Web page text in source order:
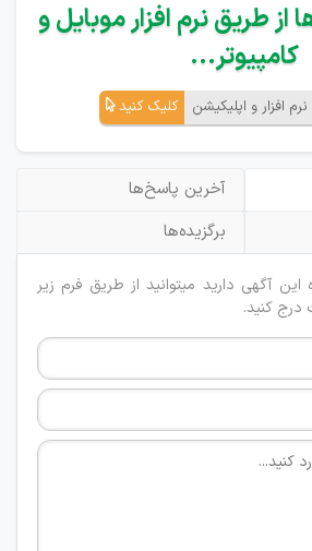
از طریق نرم افزار موبایل و
کامپیوتر...
افزار و اپلیکیشن کلیک کنید
آخرین پاسخ‌ها
برگزیده‌ها
این آگهی دارید میتوانید از طریق فرم زیر
درج کنید.